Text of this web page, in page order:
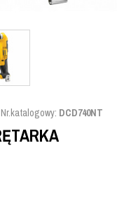
Nr.katalogowy: DCD740NT